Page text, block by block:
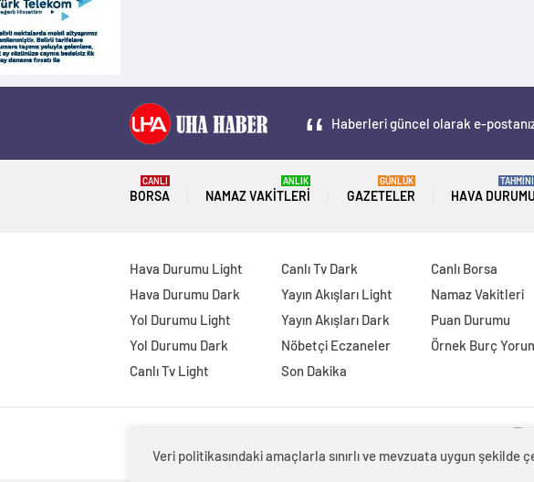
Haberleri güncel olarak e-
BORSA
CANLI
NAMAZ VAKITLERI
ANLIK
GAZETELER
GÜNLÜK
HAVA DURUMU
TAHMİNİ
Hava Durumu Light
Hava Durumu Dark
Yol Durumu Light
Yol Durumu Dark
Canlı Tv Light
Canlı Tv Dark
Yayın Akışları Light
Yayın Akışları Dark
Nöbetçi Eczaneler
Son Dakika
Canlı Borsa
Namaz Vakitleri
Puan Durumu
Örnek Burç
Veri politikasındaki amaçlarla sınırlı ve mevzuata uygun şekilde